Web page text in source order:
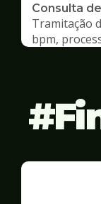
Consulta
Tramitação
bpm,